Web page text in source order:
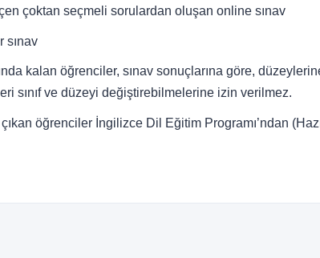
çoktan seçmeli sorulardan oluşan online sınav
sınav
kalan öğrenciler, sınav sonuçlarına göre,
sınıf ve düzeyi değiştirebilmelerine izin verilmez.
öğrenciler İngilizce Dil Eğitim Programı’ndan